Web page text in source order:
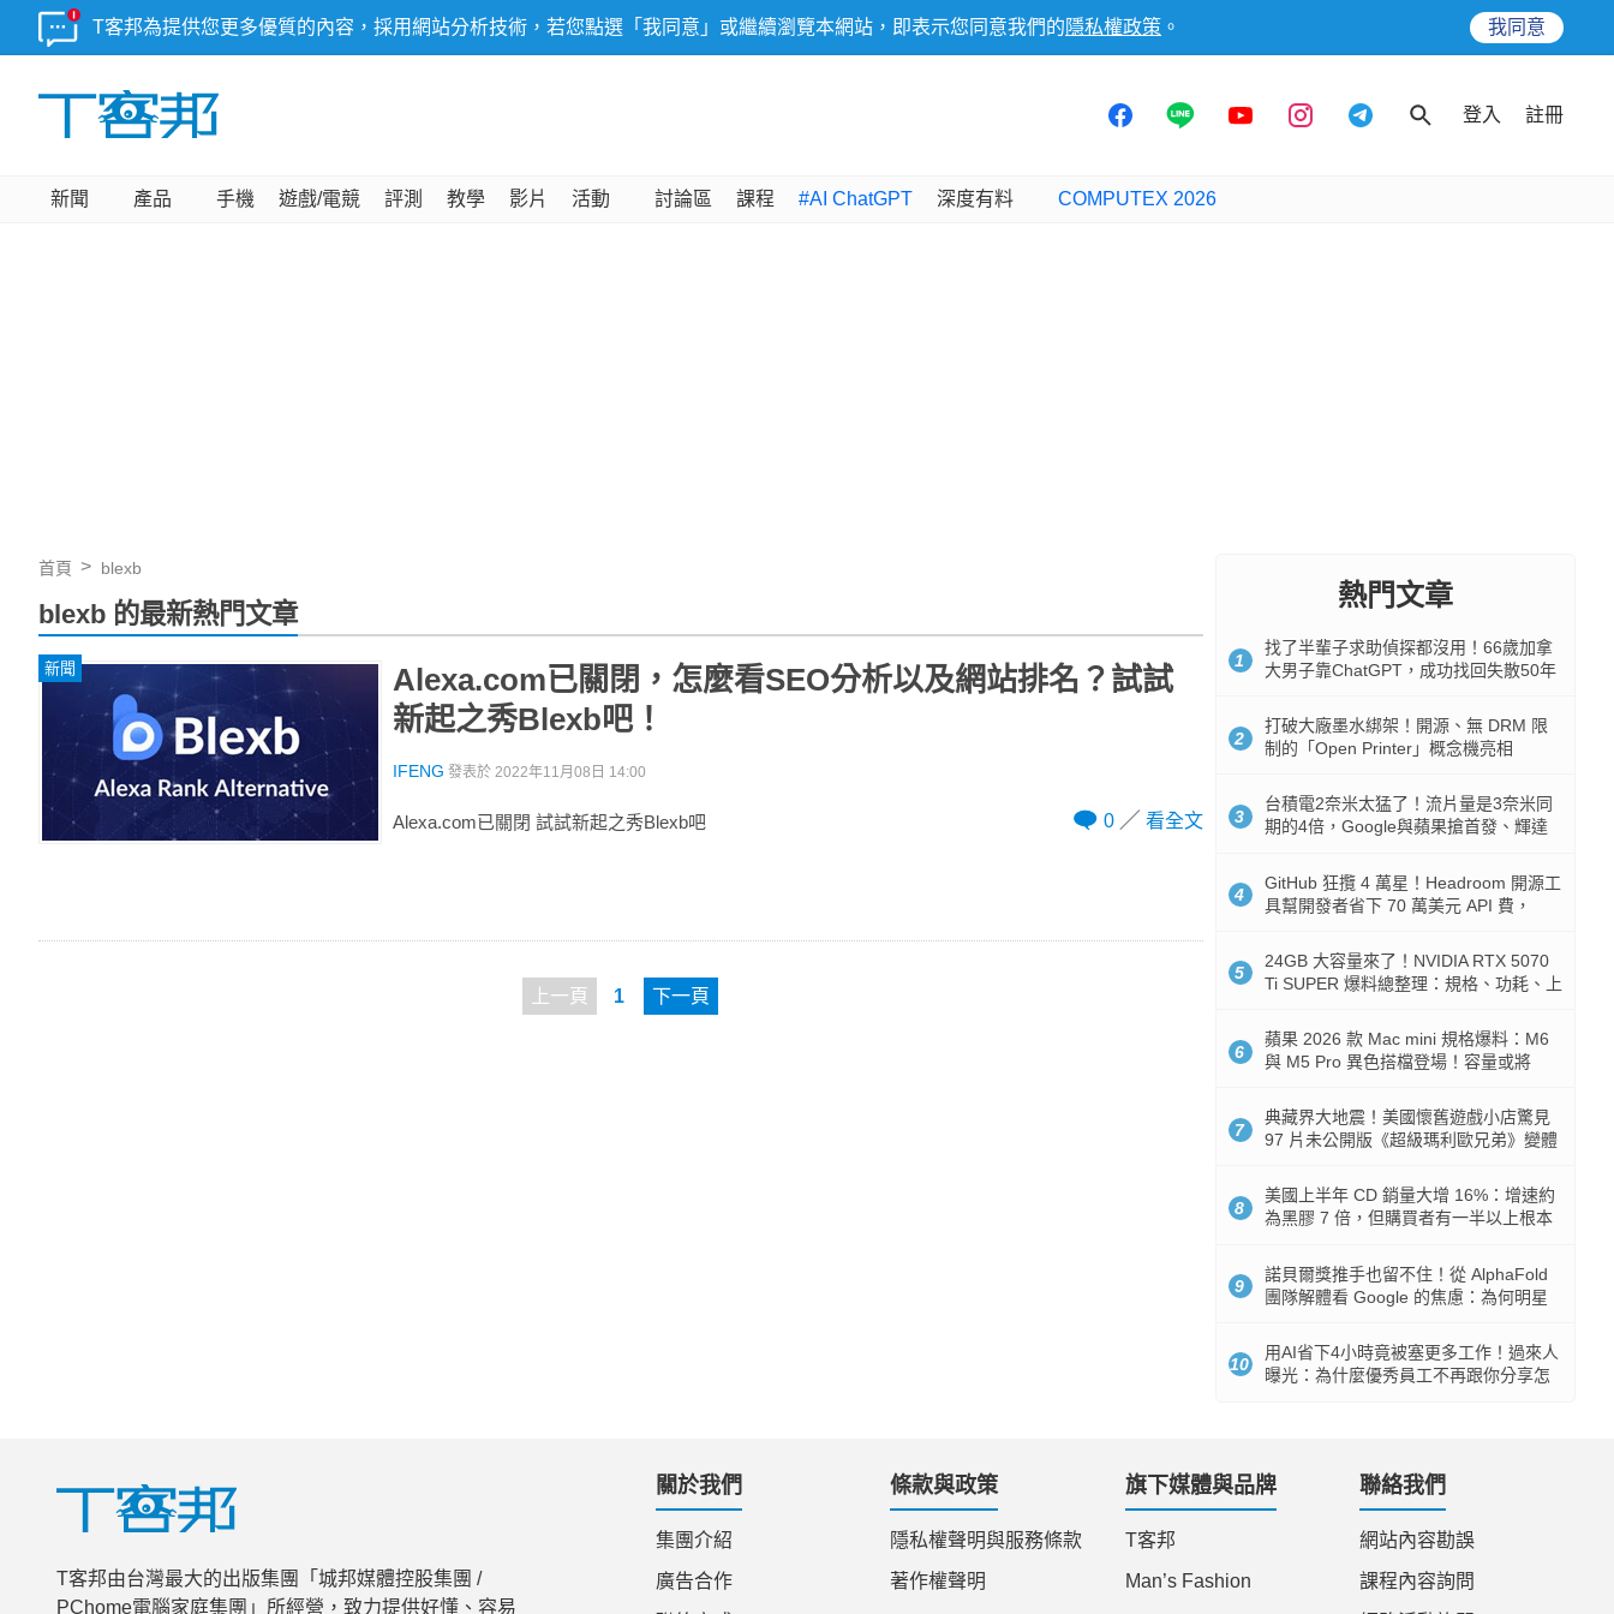
T客邦為提供您更多優質的內容，採用網站分析技術，若您點選「我同意」或繼續瀏覽本網站，即表示您同意我們的 隱私權政策 。 我同意
登入 註冊
新聞 產品 手機 遊戲/電競 評測 教學 影片 活動 討論區 課程 #AI ChatGPT 深度有料 COMPUTEX 2026
首頁 blexb
blexb 的最新熱門文章
新聞
Alexa.com已關閉，怎麼看SEO分析以及網站排名？試試
新起之秀Blexb吧！
IFENG 發表於 2022年11月08日 14:00
Alexa.com已關閉 試試新起之秀Blexb吧 0 看全文
上一頁 1 下一頁
熱門文章
1
找了半輩子求助偵探都沒用！66歲加拿
大男子靠ChatGPT，成功找回失散50年
2
打破大廠墨水綁架！開源、無 DRM 限
制的「Open Printer」概念機亮相
3
台積電2奈米太猛了！流片量是3奈米同
期的4倍，Google與蘋果搶首發、輝達
4
GitHub 狂攬 4 萬星！Headroom 開源工
具幫開發者省下 70 萬美元 API 費，
5
24GB 大容量來了！NVIDIA RTX 5070
Ti SUPER 爆料總整理：規格、功耗、上
6
蘋果 2026 款 Mac mini 規格爆料：M6
與 M5 Pro 異色搭檔登場！容量或將
7
典藏界大地震！美國懷舊遊戲小店驚見
97 片未公開版《超級瑪利歐兄弟》變體
8
美國上半年 CD 銷量大增 16%：增速約
為黑膠 7 倍，但購買者有一半以上根本
9
諾貝爾獎推手也留不住！從 AlphaFold
團隊解體看 Google 的焦慮：為何明星
10
用AI省下4小時竟被塞更多工作！過來人
曝光：為什麼優秀員工不再跟你分享怎
T客邦由台灣最大的出版集團「城邦媒體控股集團 /
PChome電腦家庭集團」所經營，致力提供好懂、容易
關於我們
集團介紹
廣告合作
條款與政策
隱私權聲明與服務條款
著作權聲明
旗下媒體與品牌
T客邦
Man’s Fashion
聯絡我們
網站內容勘誤
課程內容詢問